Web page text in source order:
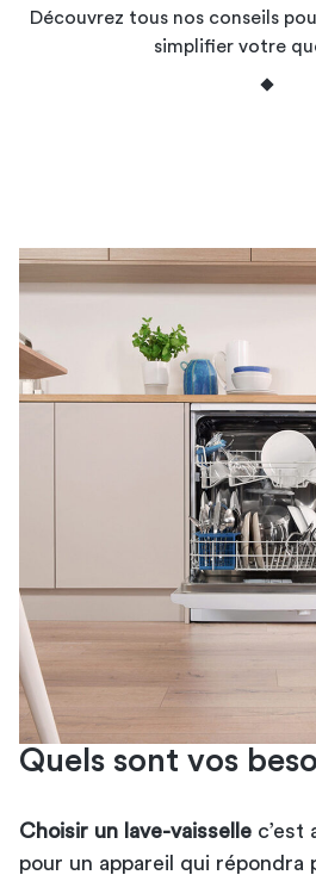
Découvrez tous nos conseils
simplifier votre
Quels sont vos
Choisir un lave-vaisselle c’est
pour un appareil qui répondra